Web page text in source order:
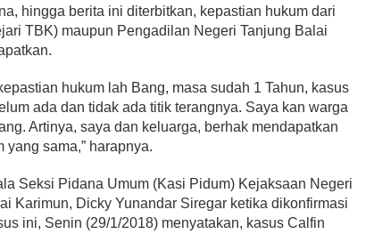
hingga berita ini diterbitkan, kepastian hukum dari
TBK) maupun Pengadilan Negeri Tanjung Balai
hukum lah Bang, masa sudah 1 Tahun, kasus
ada dan tidak ada titik terangnya. Saya kan warga
Artinya, saya dan keluarga, berhak mendapatkan
yang sama,” harapnya.
Seksi Pidana Umum (Kasi Pidum) Kejaksaan Negeri
Karimun, Dicky Yunandar Siregar ketika dikonfirmasi
ini, Senin (29/1/2018) menyatakan, kasus Calfin